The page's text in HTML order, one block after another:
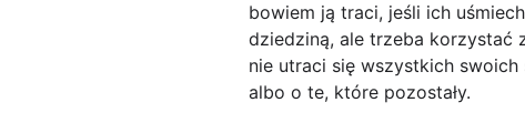
bowiem ją traci, jeśli ich
dziedziną, ale trzeba korzystać
nie utraci się wszystkich
albo o te, które pozostały.